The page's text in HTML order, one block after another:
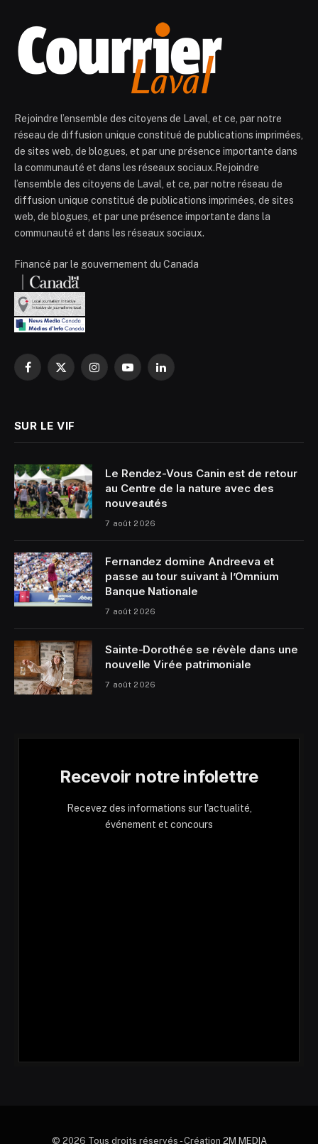
Rejoindre l’ensemble des citoyens de Laval, et ce, par notre
réseau de diffusion unique constitué de publications imprimées,
de sites web, de blogues, et par une présence importante dans
la communauté et dans les réseaux sociaux.Rejoindre
l’ensemble des citoyens de Laval, et ce, par notre réseau de
diffusion unique constitué de publications imprimées, de sites
web, de blogues, et par une présence importante dans la
communauté et dans les réseaux sociaux.
Financé par le gouvernement du Canada
Facebook
X
InstagramYouTubeLinkedIn
SUR LE VIF
Le Rendez-Vous Canin est de retour
au Centre de la nature avec des
nouveautés
7 août 2026
Fernandez domine Andreeva et
passe au tour suivant à l’Omnium
Banque Nationale
7 août 2026
Sainte-Dorothée se révèle dans une
nouvelle Virée patrimoniale
7 août 2026
Recevoir notre infolettre
Recevez des informations sur l'actualité,
événement et concours
© 2026 Tous droits réservés - Création 2M MEDIA